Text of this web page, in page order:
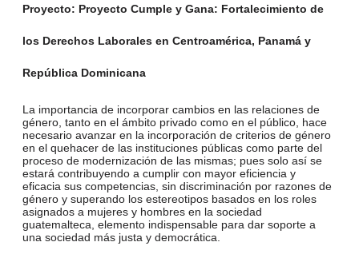
Proyecto: Proyecto Cumple y Gana: Fortalecimiento de
los Derechos Laborales en Centroamérica, Panamá y
República Dominicana
La importancia de incorporar cambios en las relaciones de
género, tanto en el ámbito privado como en el público, hace
necesario avanzar en la incorporación de criterios de género
en el quehacer de las instituciones públicas como parte del
proceso de modernización de las mismas; pues solo así se
estará contribuyendo a cumplir con mayor eficiencia y
eficacia sus competencias, sin discriminación por razones de
género y superando los estereotipos basados en los roles
asignados a mujeres y hombres en la sociedad
guatemalteca, elemento indispensable para dar soporte a
una sociedad más justa y democrática.